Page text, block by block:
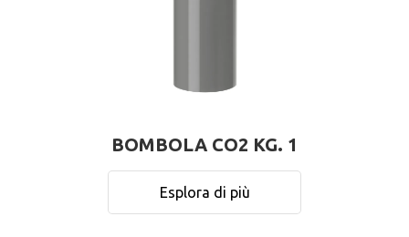
BOMBOLA CO2 KG. 1
Esplora di più